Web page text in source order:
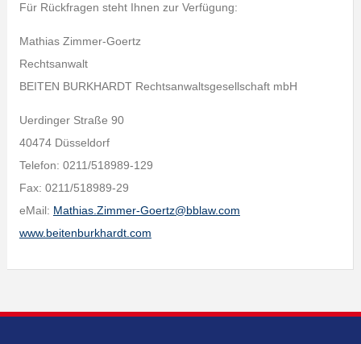
Für Rückfragen steht Ihnen zur Verfügung:
Mathias Zimmer-Goertz
Rechtsanwalt
BEITEN BURKHARDT Rechtsanwaltsgesellschaft mbH
Uerdinger Straße 90
40474 Düsseldorf
Telefon: 0211/518989-129
Fax: 0211/518989-29
eMail: Mathias.Zimmer-Goertz@bblaw.com
www.beitenburkhardt.com